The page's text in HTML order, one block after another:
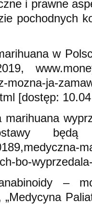
i prawne
pochodnych
w
mozna-ja-
[dostęp:
marihuana
będą
bo-
–